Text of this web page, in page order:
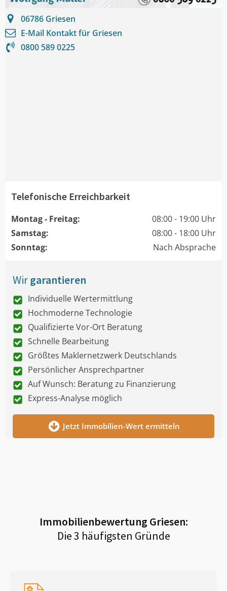
06786 Griesen
E-Mail Kontakt für Griesen
0800 589 0225
Telefonische Erreichbarkeit
Montag - Freitag:
08:00 - 19:00 Uhr
Samstag:
08:00 - 18:00 Uhr
Sonntag:
Nach Absprache
Wirgarantieren
Individuelle Wertermittlung
Hochmoderne Technologie
Qualifizierte Vor-Ort Beratung
Schnelle Bearbeitung
Größtes Maklernetzwerk Deutschlands
Persönlicher Ansprechpartner
Auf Wunsch: Beratung zu Finanzierung
Express-Analyse möglich
Jetzt Immobilien-Wert ermitteln
Immobilienbewertung Griesen:
Die 3 häufigsten Gründe